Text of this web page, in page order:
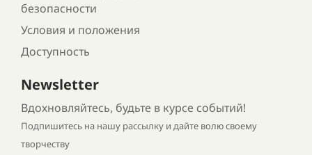
безопасности
Условия и положения
Доступность
Newsletter
Вдохновляйтесь, будьте в курсе событий!
Подпишитесь на нашу рассылку и дайте волю своему
творчеству